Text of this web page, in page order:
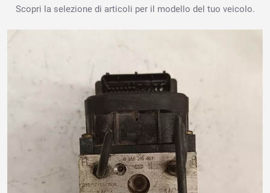
Scopri la selezione di articoli per il modello del tuo veicolo.